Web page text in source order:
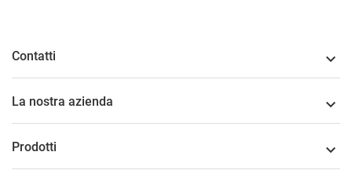
Contatti 
La nostra azienda 
Prodotti 